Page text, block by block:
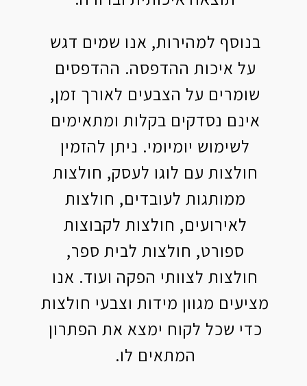
בנוסף למהירות, אנו שמים דגש
על איכות ההדפסה. ההדפסים
שומרים על הצבעים לאורך זמן,
אינם נסדקים בקלות ומתאימים
לשימוש יומיומי. ניתן להזמין
חולצות עם לוגו לעסק, חולצות
ממותגות לעובדים, חולצות
לאירועים, חולצות לקבוצות
ספורט, חולצות לבית ספר,
חולצות לצוותי הפקה ועוד. אנו
מציעים מגוון מידות וצבעי חולצות
כדי שכל לקוח ימצא את הפתרון
המתאים לו.